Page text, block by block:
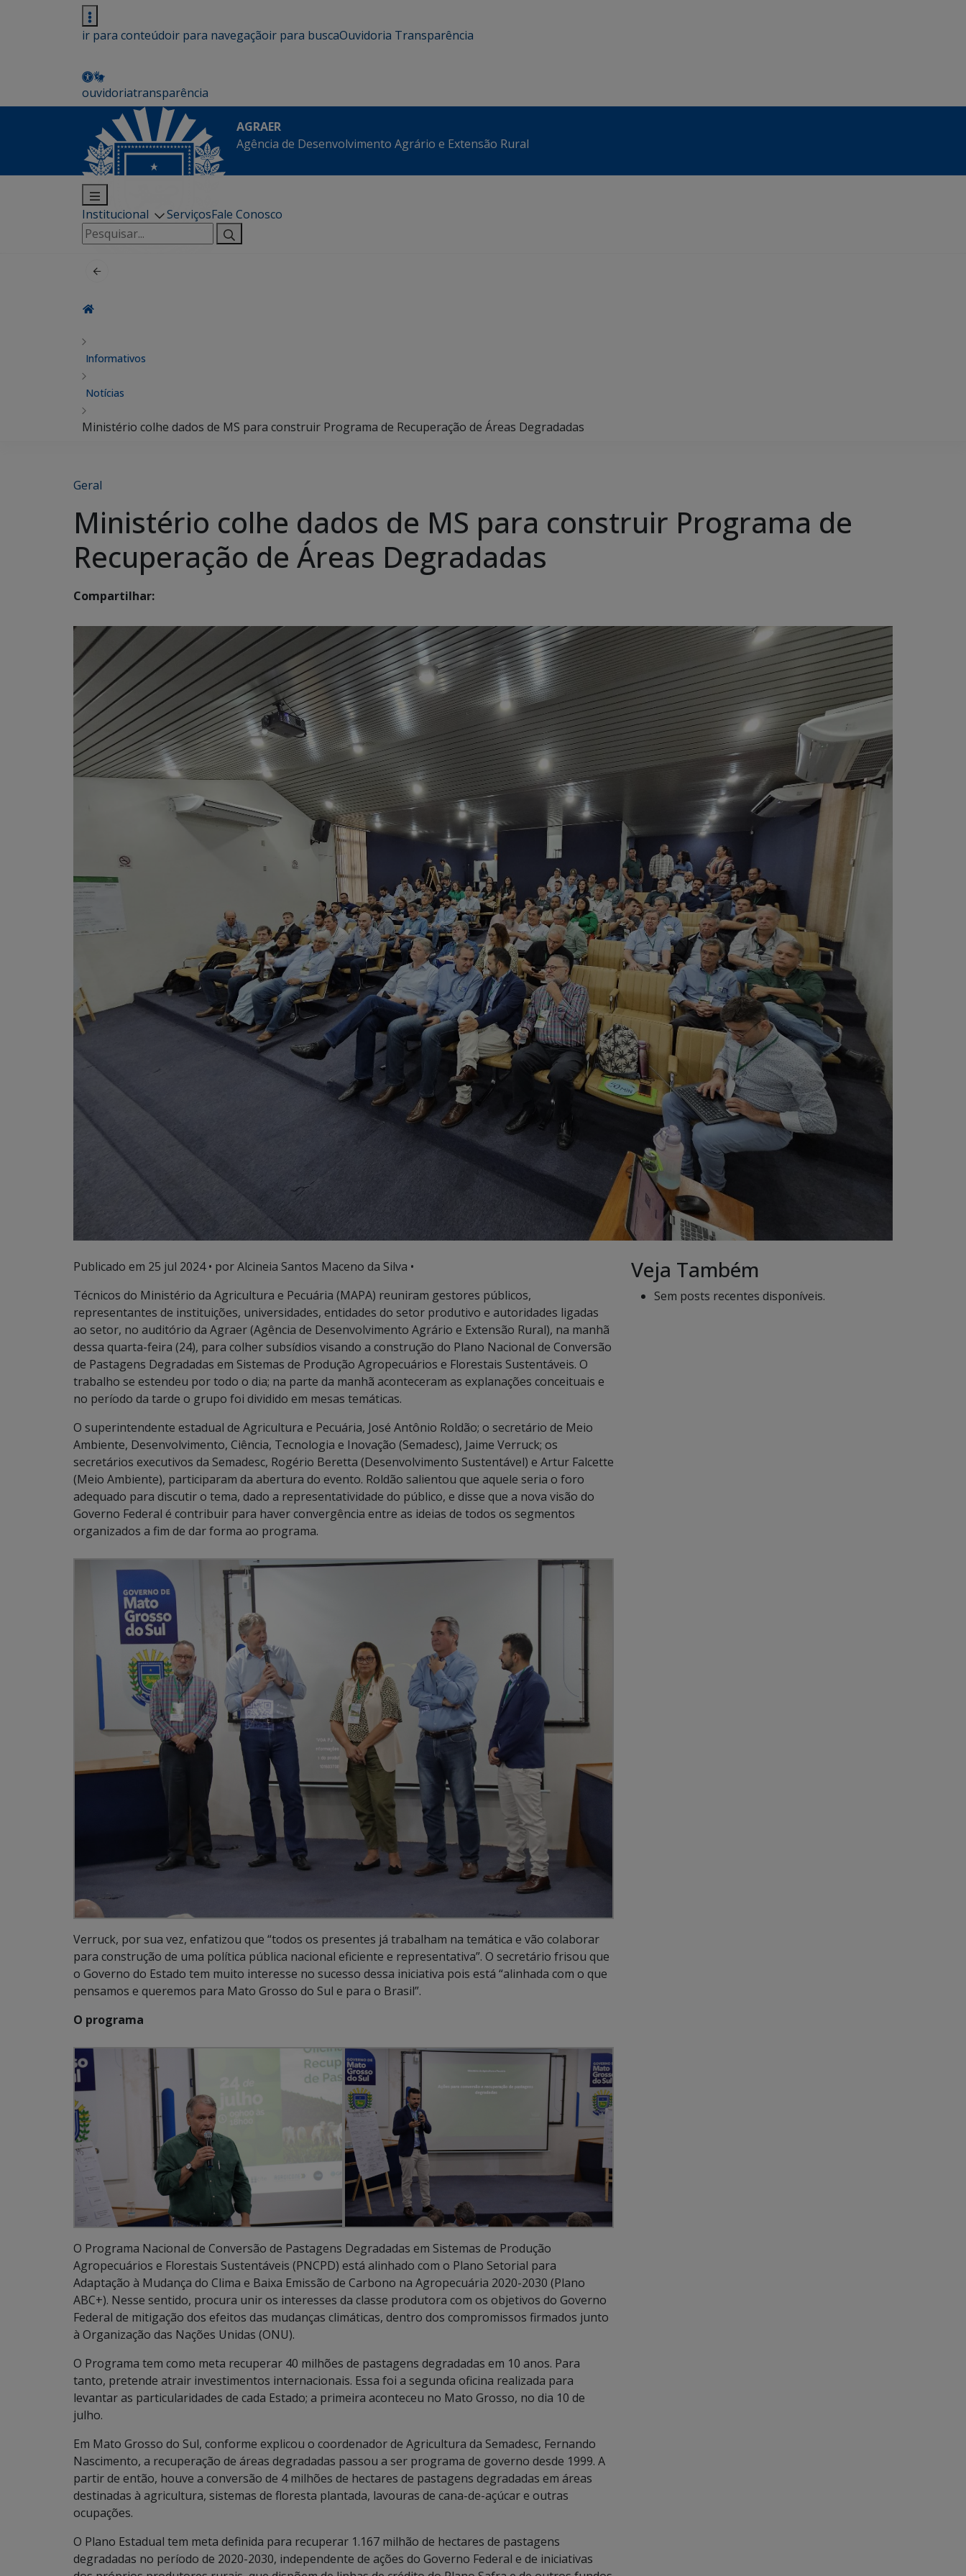
ir para conteúdoir para navegaçãoir para buscaOuvidoria Transparência
ouvidoriatransparência
AGRAER
Agência de Desenvolvimento Agrário e Extensão Rural
Institucional ServiçosFale Conosco
Pesquisar
por:
Informativos
Notícias
Ministério colhe dados de MS para construir Programa de Recuperação de Áreas Degradadas
Geral
Ministério colhe dados de MS para construir Programa de
Recuperação de Áreas Degradadas
Compartilhar:
Publicado em 25 jul 2024• por Alcineia Santos Maceno da Silva •
Técnicos do Ministério da Agricultura e Pecuária (MAPA) reuniram gestores públicos,
representantes de instituições, universidades, entidades do setor produtivo e autoridades ligadas
ao setor, no auditório da Agraer (Agência de Desenvolvimento Agrário e Extensão Rural), na manhã
dessa quarta-feira (24), para colher subsídios visando a construção do Plano Nacional de Conversão
de Pastagens Degradadas em Sistemas de Produção Agropecuários e Florestais Sustentáveis. O
trabalho se estendeu por todo o dia; na parte da manhã aconteceram as explanações conceituais e
no período da tarde o grupo foi dividido em mesas temáticas.
O superintendente estadual de Agricultura e Pecuária, José Antônio Roldão; o secretário de Meio
Ambiente, Desenvolvimento, Ciência, Tecnologia e Inovação (Semadesc), Jaime Verruck; os
secretários executivos da Semadesc, Rogério Beretta (Desenvolvimento Sustentável) e Artur Falcette
(Meio Ambiente), participaram da abertura do evento. Roldão salientou que aquele seria o foro
adequado para discutir o tema, dado a representatividade do público, e disse que a nova visão do
Governo Federal é contribuir para haver convergência entre as ideias de todos os segmentos
organizados a fim de dar forma ao programa.
Verruck, por sua vez, enfatizou que “todos os presentes já trabalham na temática e vão colaborar
para construção de uma política pública nacional eficiente e representativa”. O secretário frisou que
o Governo do Estado tem muito interesse no sucesso dessa iniciativa pois está “alinhada com o que
pensamos e queremos para Mato Grosso do Sul e para o Brasil”.
O programa
O Programa Nacional de Conversão de Pastagens Degradadas em Sistemas de Produção
Agropecuários e Florestais Sustentáveis (PNCPD) está alinhado com o Plano Setorial para
Adaptação à Mudança do Clima e Baixa Emissão de Carbono na Agropecuária 2020-2030 (Plano
ABC+). Nesse sentido, procura unir os interesses da classe produtora com os objetivos do Governo
Federal de mitigação dos efeitos das mudanças climáticas, dentro dos compromissos firmados junto
à Organização das Nações Unidas (ONU).
O Programa tem como meta recuperar 40 milhões de pastagens degradadas em 10 anos. Para
tanto, pretende atrair investimentos internacionais. Essa foi a segunda oficina realizada para
levantar as particularidades de cada Estado; a primeira aconteceu no Mato Grosso, no dia 10 de
julho.
Em Mato Grosso do Sul, conforme explicou o coordenador de Agricultura da Semadesc, Fernando
Nascimento, a recuperação de áreas degradadas passou a ser programa de governo desde 1999. A
partir de então, houve a conversão de 4 milhões de hectares de pastagens degradadas em áreas
destinadas à agricultura, sistemas de floresta plantada, lavouras de cana-de-açúcar e outras
ocupações.
O Plano Estadual tem meta definida para recuperar 1.167 milhão de hectares de pastagens
degradadas no período de 2020-2030, independente de ações do Governo Federal e de iniciativas
Veja Também
Sem posts recentes disponíveis.